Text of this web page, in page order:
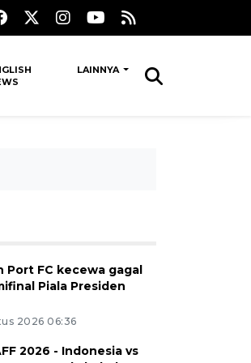
LAINNYA
Port FC kecewa gagal
Piala Presiden
2026 06:36
2026 - Indonesia vs